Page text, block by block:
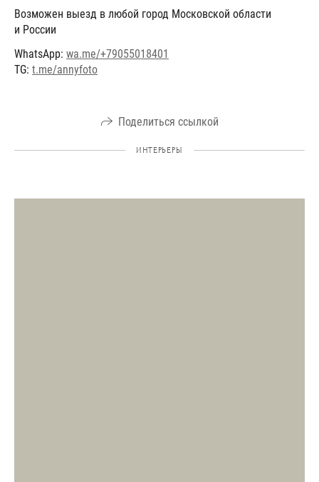
Возможен выезд в любой город Московской области
и России
WhatsApp: wa.me/+79055018401
TG: t.me/annyfoto
Поделиться ссылкой
ИНТЕРЬЕРЫ